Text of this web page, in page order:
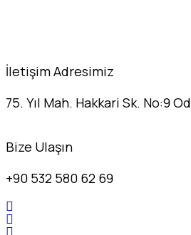
İletişim Adresimiz
75. Yıl Mah. Hakkari Sk. No:9
Bize Ulaşın
+90 532 580 62 69